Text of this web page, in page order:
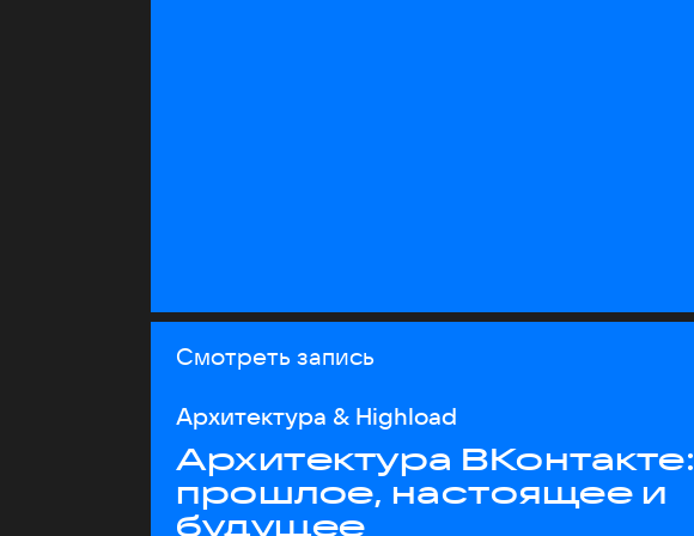
Смотреть запись
Архитектура & Highload
Архитектура ВКонтакте:
прошлое, настоящее и
будущее